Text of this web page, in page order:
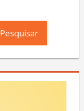
Pesquisar